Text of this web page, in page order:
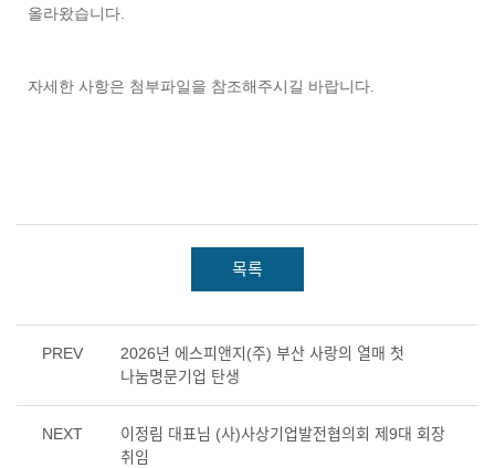
올라왔습니다.
자세한 사항은 첨부파일을 참조해주시길 바랍니다.
목록
PREV
2026년 에스피앤지(주) 부산 사랑의 열매 첫
나눔명문기업 탄생
NEXT
이정림 대표님 (사)사상기업발전협의회 제9대 회장
취임